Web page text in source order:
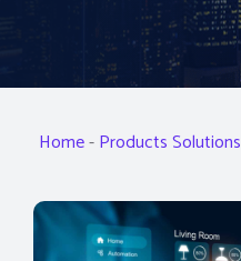
Home-Products Solutions